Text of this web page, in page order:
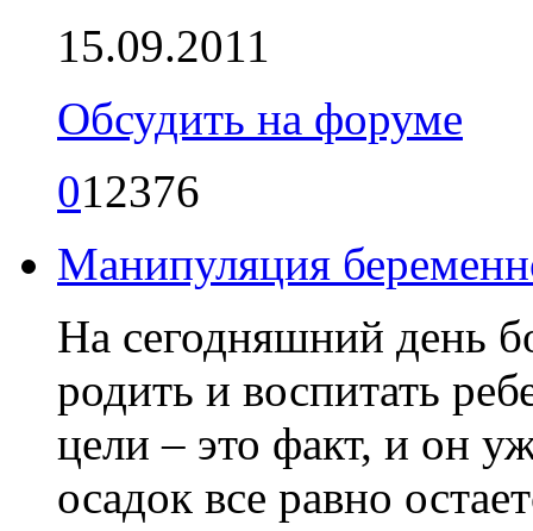
15.09.2011
Обсудить на форуме
012376
Манипуляция
На сегодняшний день
родить и воспитать
цели – это факт, и он
осадок все равно